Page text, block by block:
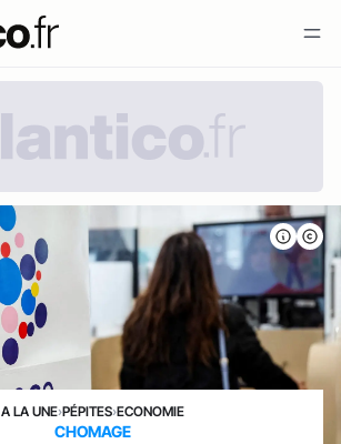
A LA UNE›PÉPITES›ECONOMIE
CHOMAGE